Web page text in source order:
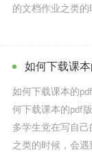
的文档作业之类
如何下载课
如何下载课本的
何下载课本的pdf
多学生党在写自
之类的时候，会